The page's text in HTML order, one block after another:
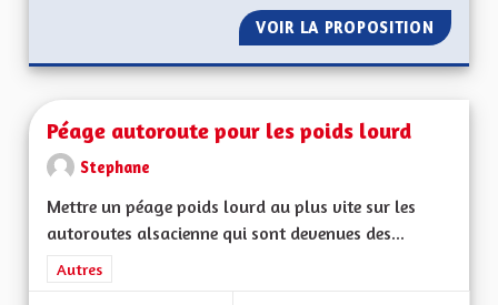
VOIR LA PROPOSITION UN
Péage autoroute pour les poids lourd
Stephane
Mettre un péage poids lourd au plus vite sur les
autoroutes alsacienne qui sont devenues des...
Filtrer les résultats de la catégorie : Autres
Autres